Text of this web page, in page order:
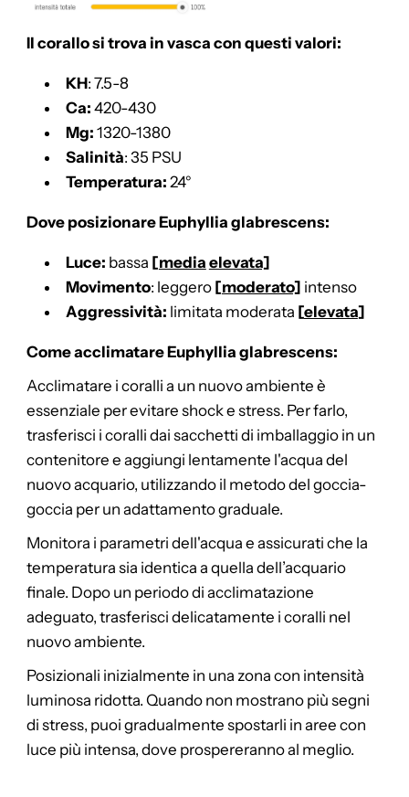
Il corallo si trova in vasca con questi valori:
KH: 7.5-8
Ca: 420-430
Mg: 1320-1380
Salinità: 35 PSU
Temperatura: 24°
Dove posizionare Euphyllia glabrescens:
Luce: bassa [media elevata]
Movimento: leggero [moderato] intenso
Aggressività: limitata moderata [elevata]
Come acclimatare Euphyllia glabrescens:
Acclimatare i coralli a un nuovo ambiente è
essenziale per evitare shock e stress. Per farlo,
trasferisci i coralli dai sacchetti di imballaggio in un
contenitore e aggiungi lentamente l'acqua del
nuovo acquario, utilizzando il metodo del goccia-
goccia per un adattamento graduale.
Monitora i parametri dell'acqua e assicurati che la
temperatura sia identica a quella dell’acquario
finale. Dopo un periodo di acclimatazione
adeguato, trasferisci delicatamente i coralli nel
nuovo ambiente.
Posizionali inizialmente in una zona con intensità
luminosa ridotta. Quando non mostrano più segni
di stress, puoi gradualmente spostarli in aree con
luce più intensa, dove prospereranno al meglio.